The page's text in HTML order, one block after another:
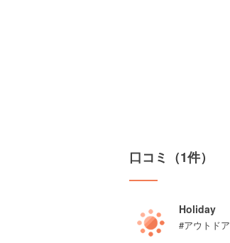
口コミ（1件）
Holiday
#アウトドア